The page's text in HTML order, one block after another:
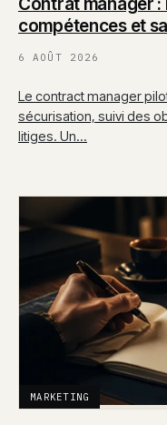
Contrat manager :
compétences et
6 AOÛT 2026
Le contract manager
sécurisation, suivi des
litiges. Un…
MARKETING